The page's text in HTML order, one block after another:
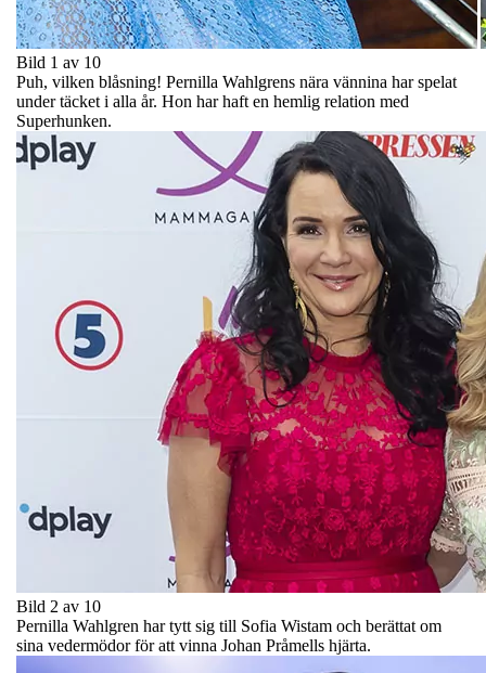
Bild 1 av 10
Puh, vilken blåsning! Pernilla Wahlgrens nära vännina har spelat
under täcket i alla år. Hon har haft en hemlig relation med
Superhunken.
Bild 2 av 10
Pernilla Wahlgren har tytt sig till Sofia Wistam och berättat om
sina vedermödor för att vinna Johan Pråmells hjärta.